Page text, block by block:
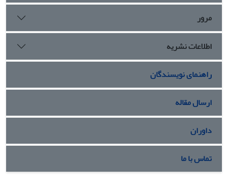
مرور
اطلاعات نشریه
راهنمای نویسندگان
ارسال مقاله
داوران
تماس با ما